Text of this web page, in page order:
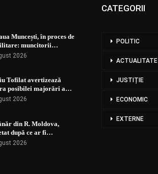
Muncești, în proces de
muncitorii…
2026
Tofilat avertizează
posibilei majorări a…
2026
din R. Moldova,
după ce ar fi…
2026
CATEGORII
POLITIC
ACTUALITATE
JUSTIȚIE
ECONOMIC
EXTERNE